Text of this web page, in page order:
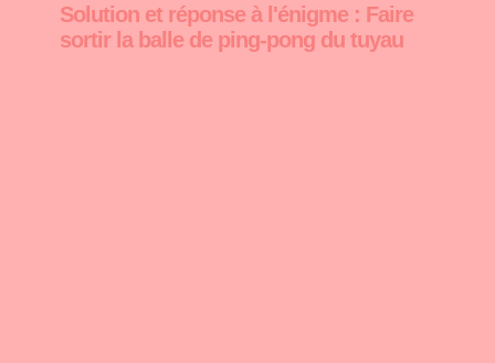
Solution et réponse à l'énigme : Faire
sortir la balle de ping-pong du tuyau